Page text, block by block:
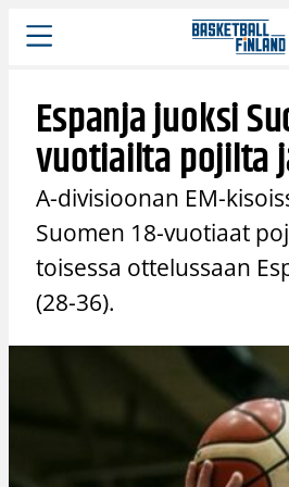
Siirry
sisältöön
Espanja juoksi
vuotiailta pojilta
A-divisioonan EM-
Suomen 18-vuotiaat
toisessa ottelussaan
(28-36).